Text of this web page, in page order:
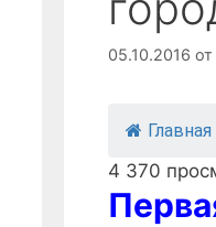
05.10.2016 от
Главная
4 370